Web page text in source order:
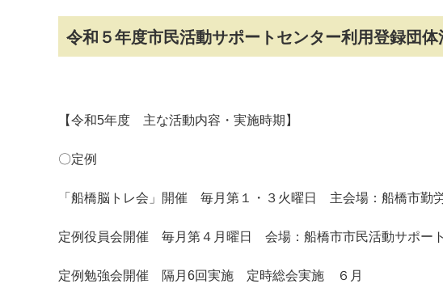
令和５年度市民活動サポートセンター利用登録団体
【令和5年度 主な活動内容・実施時期】
〇定例
「船橋脳トレ会」開催 毎月第１・３火曜日 主会場：船橋市勤
定例役員会開催 毎月第４月曜日 会場：船橋市市民活動サポー
定例勉強会開催 隔月6回実施 定時総会実施 ６月
マイメディア検索